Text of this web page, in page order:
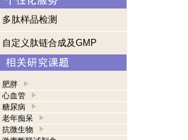
多肽样品检测
自定义肽链合成及GMP
肥胖
心血管
糖尿病
老年痴呆
抗微生物